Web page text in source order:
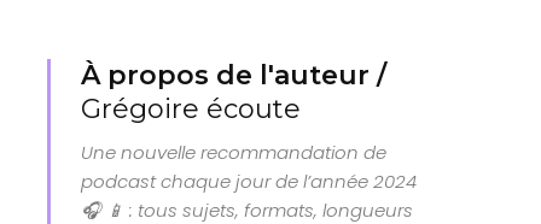
À propos de l'auteur /
Grégoire écoute
Une nouvelle recommandation de
podcast chaque jour de l’année 2024
🎧 📱 : tous sujets, formats, longueurs